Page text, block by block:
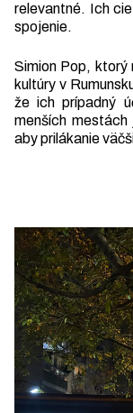
relevantné. Ich
spojenie.
Simion Pop, ktorý
kultúry v
že ich prípadný
menších
aby prilákanie